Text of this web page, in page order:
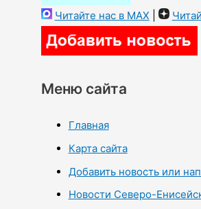
Читайте нас в MAX
Меню сайта
Главная
Карта сайта
Добавить новость или
Новости Северо-